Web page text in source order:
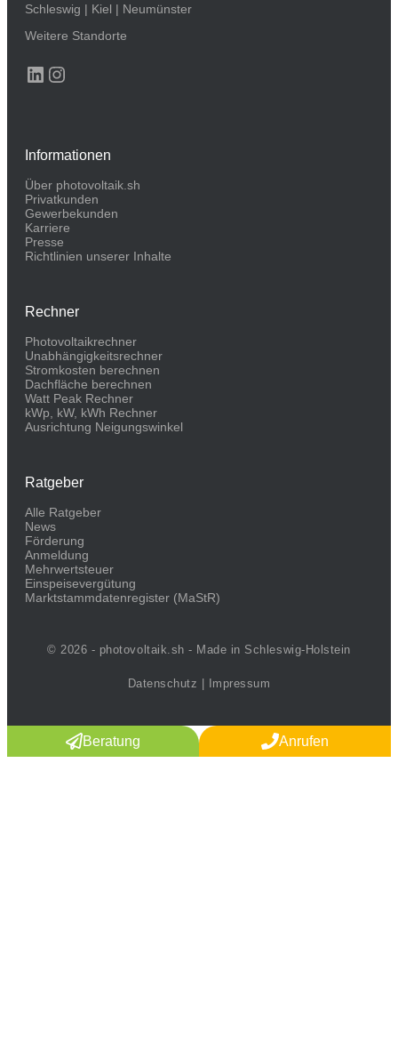
Schleswig | Kiel | Neumünster
Weitere Standorte
LinkedIn
Instagram
Informationen
Über photovoltaik.sh
Privatkunden
Gewerbekunden
Karriere
Presse
Richtlinien unserer Inhalte
Rechner
Photovoltaikrechner
Unabhängigkeitsrechner
Stromkosten berechnen
Dachfläche berechnen
Watt Peak Rechner
kWp, kW, kWh Rechner
Ausrichtung Neigungswinkel
Ratgeber
Alle Ratgeber
News
Förderung
Anmeldung
Mehrwertsteuer
Einspeisevergütung
Marktstammdaten­register (MaStR)
© 2026 - photovoltaik.sh - Made in Schleswig-Holstein
Datenschutz Impressum
Beratung Anrufen